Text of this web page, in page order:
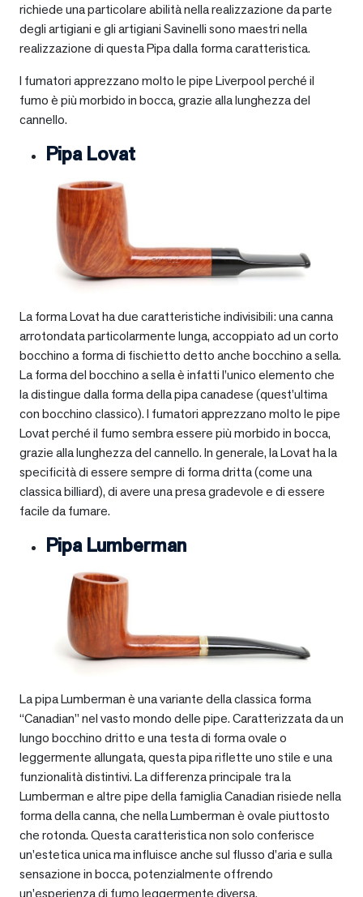
richiede una particolare abilità nella realizzazione da parte
degli artigiani e gli artigiani Savinelli sono maestri nella
realizzazione di questa Pipa dalla forma caratteristica.
I fumatori apprezzano molto le pipe Liverpool perché il
fumo è più morbido in bocca, grazie alla lunghezza del
cannello.
Pipa Lovat
La forma Lovat ha due caratteristiche indivisibili: una canna
arrotondata particolarmente lunga, accoppiato ad un corto
bocchino a forma di fischietto detto anche bocchino a sella.
La forma del bocchino a sella è infatti l’unico elemento che
la distingue dalla forma della pipa canadese (quest’ultima
con bocchino classico). I fumatori apprezzano molto le pipe
Lovat perché il fumo sembra essere più morbido in bocca,
grazie alla lunghezza del cannello. In generale, la Lovat ha la
specificità di essere sempre di forma dritta (come una
classica billiard), di avere una presa gradevole e di essere
facile da fumare.
Pipa Lumberman
La pipa Lumberman è una variante della classica forma
“Canadian” nel vasto mondo delle pipe. Caratterizzata da un
lungo bocchino dritto e una testa di forma ovale o
leggermente allungata, questa pipa riflette uno stile e una
funzionalità distintivi. La differenza principale tra la
Lumberman e altre pipe della famiglia Canadian risiede nella
forma della canna, che nella Lumberman è ovale piuttosto
che rotonda. Questa caratteristica non solo conferisce
un’estetica unica ma influisce anche sul flusso d’aria e sulla
sensazione in bocca, potenzialmente offrendo
un’esperienza di fumo leggermente diversa.